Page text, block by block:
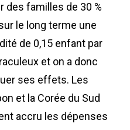
des familles de 30 %
le long terme une
de 0,15 enfant par
et on a donc
ses effets. Les
et la Corée du Sud
accru les dépenses